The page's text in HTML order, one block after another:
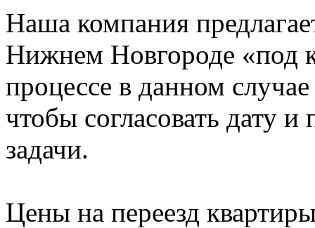
Наша компания
Нижнем Новгороде «под
процессе в данном
чтобы согласовать дату
задачи.
Цены на переезд